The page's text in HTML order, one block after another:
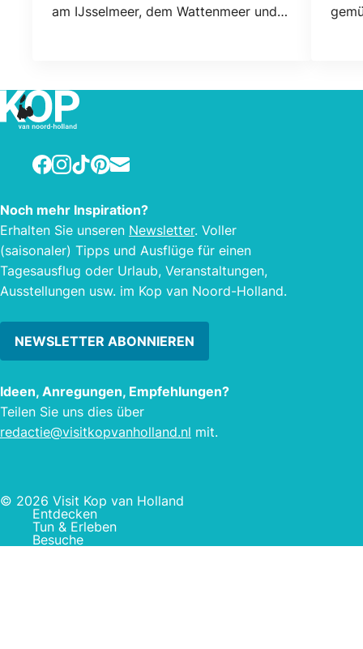
am IJsselmeer, dem Wattenmeer und
frischem oder Salzwasser.
Facebook
Instagram
TikTokPinterest
E-mail
Noch mehr Inspiration?
Erhalten Sie unseren Newsletter. Voller
(saisonaler) Tipps und Ausflüge für einen
Tagesausflug oder Urlaub, Veranstaltungen,
Ausstellungen usw. im Kop van Noord-Holland.
NEWSLETTER ABONNIEREN
Ideen, Anregungen, Empfehlungen?
Teilen Sie uns dies über
redactie@visitkopvanholland.nl mit.
© 2026 Visit Kop van Holland
Entdecken
Tun & Erleben
Besuche